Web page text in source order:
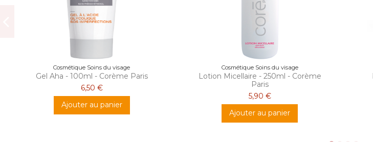
Cosmétique Soins du visage
Gel Aha - 100ml - Corème Paris
6,50 €
Ajouter au panier
Cosmétique Soins du visage
Lotion Micellaire - 250ml - Corème
Paris
5,90 €
Ajouter au panier